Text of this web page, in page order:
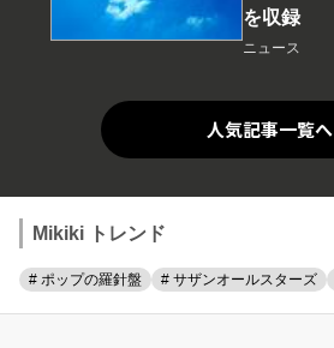
を収録
ニュース
人気記事一覧へ
Mikiki トレンド
# ポップの羅針盤 # サザンオールスターズ